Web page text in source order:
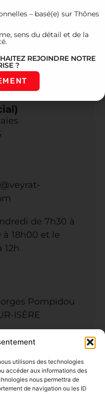
utilisons des technologies
accéder aux informations des
nous permettra de
de navigation ou les ID
veyrat-
de 7h30 à
à 18h00 et le
12h
Pompidou
ISÈRE
– basé(e) sur Thônes
sens du détail et de la
REJOINDRE NOTRE
?